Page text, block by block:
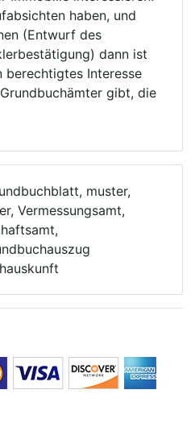
haben, und
(Entwurf des
dann ist
berechtigtes Interesse
gibt, die
muster,
Vermessungsamt,